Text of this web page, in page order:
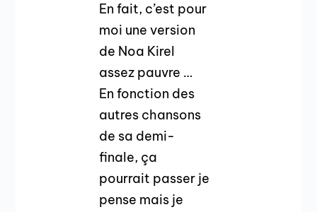
En fait, c’est pour
moi une version
de Noa Kirel
assez pauvre …
En fonction des
autres chansons
de sa demi-
finale, ça
pourrait passer je
pense mais je